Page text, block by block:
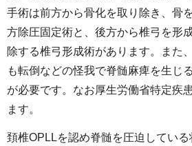
手術は前方から骨化を取り除き、骨
方除圧固定術と、後方から椎弓を形
除する椎弓形成術があります。また
も転倒などの怪我で脊髄麻痺を生じ
が必要です。なお厚生労働省特定疾
ます。
頚椎OPLLを認め脊髄を圧迫してい